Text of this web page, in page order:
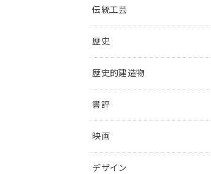
伝統工芸
歴史
歴史的建造物
書評
映画
デザイン